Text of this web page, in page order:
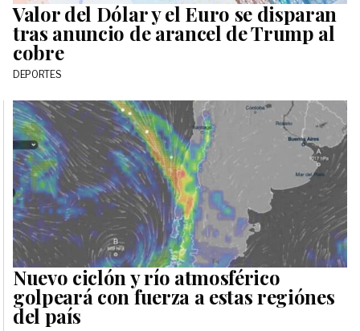
Valor del Dólar y el Euro se disparan
tras anuncio de arancel de Trump al
cobre
DEPORTES
Nuevo ciclón y río atmosférico
golpeará con fuerza a estas regiónes
del país